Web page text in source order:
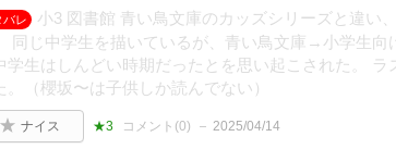
バレ
小3 図書館 青い鳥文庫のカッズシリーズと違い
同じ中学生を描いているが、青い鳥文庫→小学生向
学生はしんどい時期だったとを思い起こされた。
。（櫻坂〜は子供しか読んでない）
ナイス ★3 コメント(0) 2025/04/14